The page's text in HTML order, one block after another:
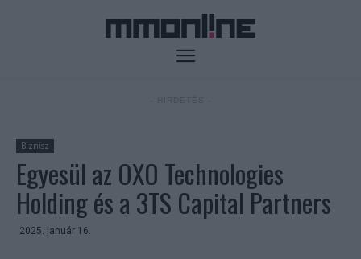
Biznisz
Egyesül az OXO Technologies
Holding és a 3TS Capital Partners
2025. január 16.